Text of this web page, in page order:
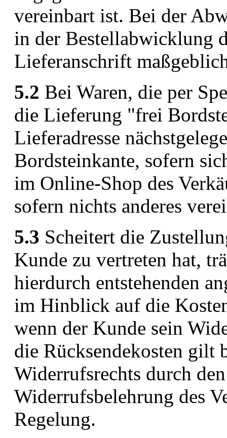
vereinbart ist. Bei der
in der Bestellabwicklung
Lieferanschrift
5.2 Bei Waren, die per
die Lieferung "frei
Lieferadresse
Bordsteinkante, sofern
im Online-Shop des
sofern nichts anderes
5.3 Scheitert die
Kunde zu vertreten hat,
hierdurch entstehenden
im Hinblick auf die
wenn der Kunde sein
die Rücksendekosten gilt
Widerrufsrechts durch
Widerrufsbelehrung des
Regelung.